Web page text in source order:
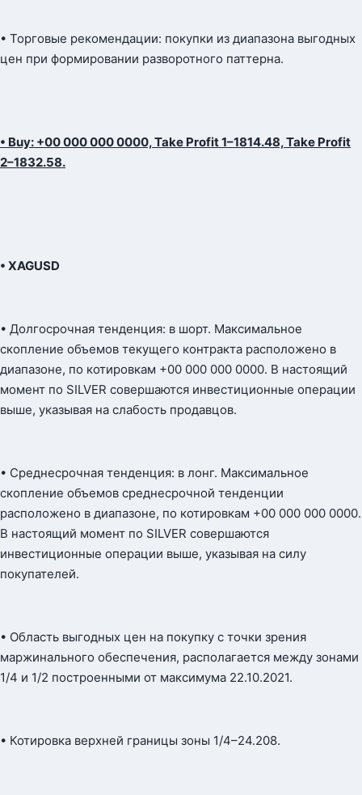
• Торговые рекомендации: покупки из диапазона выгодных
цен при формировании разворотного паттерна.
• Buy: +00 000 000 0000, Take Profit 1–1814.48, Take Profit
2–1832.58.
• XAGUSD
• Долгосрочная тенденция: в шорт. Максимальное
скопление объемов текущего контракта расположено в
диапазоне, по котировкам +00 000 000 0000. В настоящий
момент по SILVER совершаются инвестиционные операции
выше, указывая на слабость продавцов.
• Среднесрочная тенденция: в лонг. Максимальное
скопление объемов среднесрочной тенденции
расположено в диапазоне, по котировкам +00 000 000 0000.
В настоящий момент по SILVER совершаются
инвестиционные операции выше, указывая на силу
покупателей.
• Область выгодных цен на покупку с точки зрения
маржинального обеспечения, располагается между зонами
1/4 и 1/2 построенными от максимума 22.10.2021.
• Котировка верхней границы зоны 1/4–24.208.